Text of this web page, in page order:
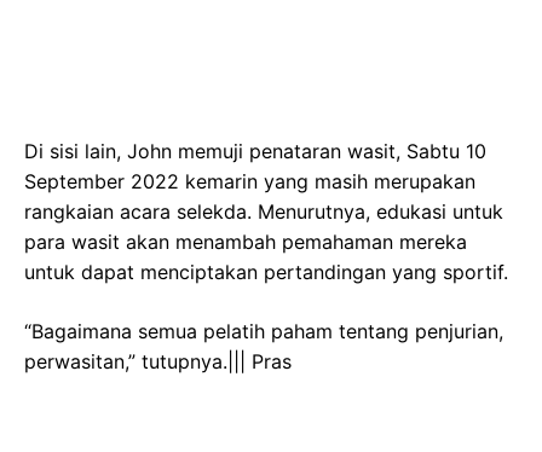
Di sisi lain, John memuji penataran wasit, Sabtu 10
September 2022 kemarin yang masih merupakan
rangkaian acara selekda. Menurutnya, edukasi untuk
para wasit akan menambah pemahaman mereka
untuk dapat menciptakan pertandingan yang sportif.
“Bagaimana semua pelatih paham tentang penjurian,
perwasitan,” tutupnya.||| Pras